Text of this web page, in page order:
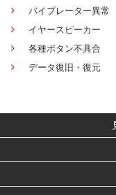
バイブレーター異常
イヤースピーカー
各種ボタン不具合
データ復旧・復元